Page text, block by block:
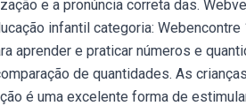
e a pronúncia correta das.
infantil categoria:
aprender e praticar números e
de quantidades. As
é uma excelente forma de